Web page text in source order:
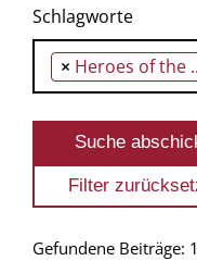
Schlagworte
× Heroes of the Age
Gefundene Beiträge: 1